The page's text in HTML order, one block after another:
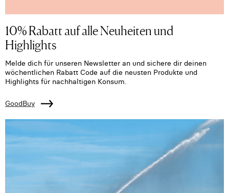
10% Rabatt auf alle Neuheiten und
Highlights
Melde dich für unseren Newsletter an und sichere dir deinen
wöchentlichen Rabatt Code auf die neusten Produkte und
Highlights für nachhaltigen Konsum.
GoodBuy